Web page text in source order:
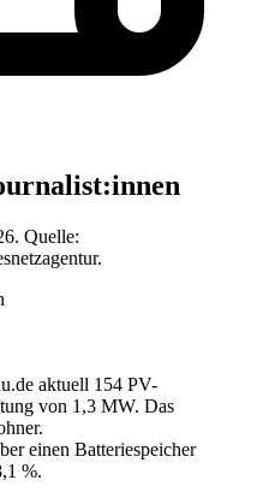
Quelle:
aktuell 154 PV-
von 1,3 MW. Das
einen Batteriespeicher
%.